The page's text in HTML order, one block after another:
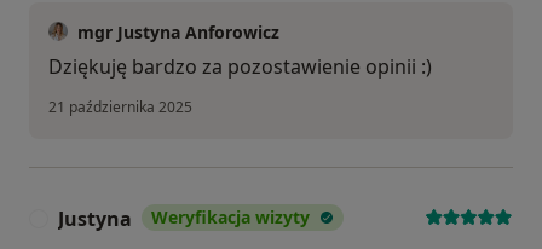
mgr Justyna Anforowicz
Dziękuję bardzo za pozostawienie opinii :)
21 października 2025
Justyna Weryfikacja wizyty